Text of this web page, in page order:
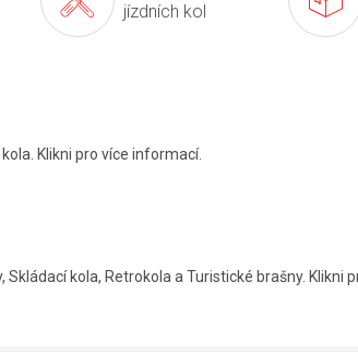
jízdních kol
Klikni pro více informací.
kola, Retrokola a Turistické brašny. Klikni